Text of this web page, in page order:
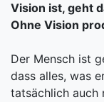
Vision ist, geht
Ohne Vision
Der Mensch ist
dass alles, was
tatsächlich auch